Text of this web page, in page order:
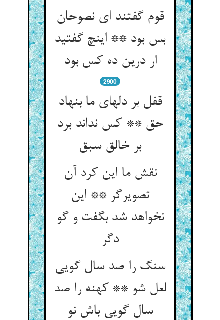
قوم گفتند ای نصوحان
بس بود ** اینچ گفتید
ار درین ده کس بود
2900
قفل بر دلهای ما بنهاد
حق ** کس نداند برد
بر خالق سبق
نقش ما این کرد آن
تصویرگر ** این
نخواهد شد بگفت و گو
دگر
سنگ را صد سال گویی
لعل شو ** کهنه را صد
سال گویی باش نو